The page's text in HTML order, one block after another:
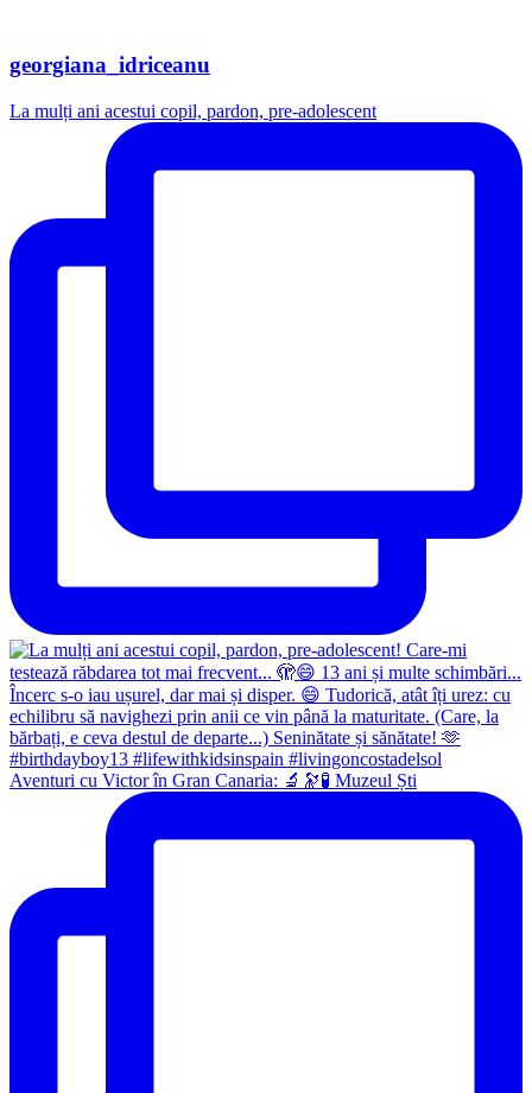
georgiana_idriceanu
La mulți ani acestui copil, pardon, pre-adolescent
Aventuri cu Victor în Gran Canaria: 🔬🔭🧪 Muzeul Ști